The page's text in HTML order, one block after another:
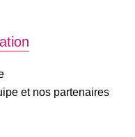
et nos partenaires